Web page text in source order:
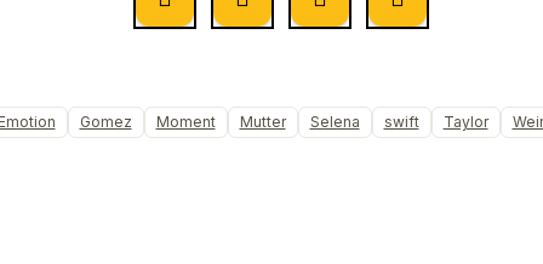
Gomez Moment Mutter Selena swift Taylor